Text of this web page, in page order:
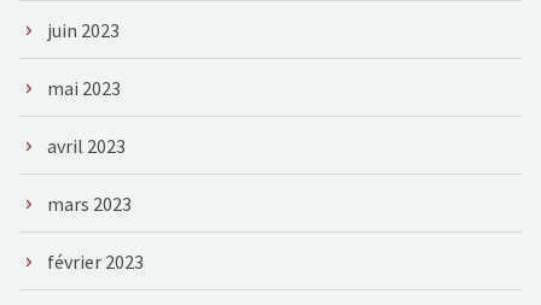
juin 2023
mai 2023
avril 2023
mars 2023
février 2023